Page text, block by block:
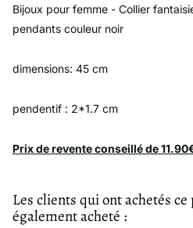
Bijoux pour femme - Collier
pendants couleur noir
dimensions: 45 cm
pendentif : 2*1.7 cm
Prix de revente conseillé de
Les clients qui ont achetés
également acheté :